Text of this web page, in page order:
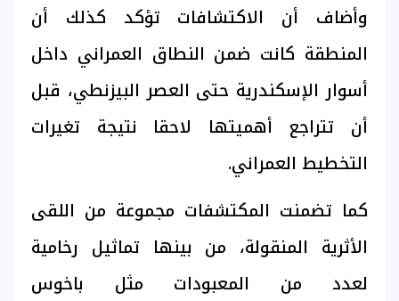
وأضاف أن الاكتشافات تؤكد كذلك أن
المنطقة كانت ضمن النطاق العمراني داخل
أسوار الإسكندرية حتى العصر البيزنطي، قبل
أن تتراجع أهميتها لاحقا نتيجة تغيرات
التخطيط العمراني.
كما تضمنت المكتشفات مجموعة من اللقى
الأثرية المنقولة، من بينها تماثيل رخامية
لعدد من المعبودات مثل باخوس